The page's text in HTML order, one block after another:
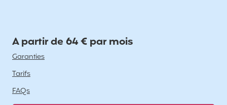
A partir de 64 € par mois
Garanties
Tarifs
FAQs